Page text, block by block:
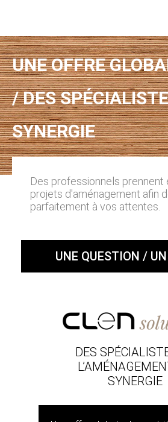
UNE OFFRE
/ DES
SYNERGIE
Des professionnels prennent
projets d'aménagement afin
parfaitement à vos attentes.
UNE QUESTION /
DES
SYNERGIE